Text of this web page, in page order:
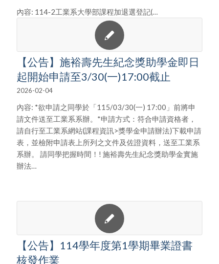
內容: 114-2工業系大學部課程加退選登記(…
【公告】施裕壽先生紀念獎助學金即日
起開始申請至3/30(一)17:00截止
2026-02-04
內容: *欲申請之同學於「115/03/30(一) 17:00」前將申
請文件送至工業系系辦。*申請方式：符合申請資格者，
請自行至工業系網站(課程資訊>獎學金申請辦法)下載申請
表，並檢附申請表上所列之文件及佐證資料，送至工業系
系辦。 請同學把握時間！! 施裕壽先生紀念獎助學金實施
辦法…
【公告】114學年度第1學期畢業證書
核發作業